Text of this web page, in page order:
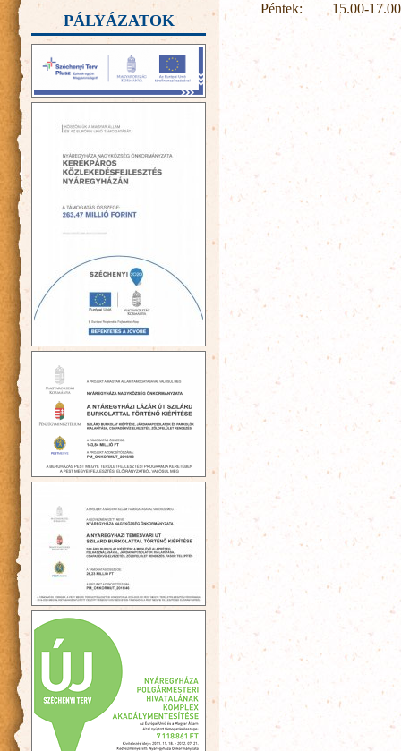
Péntek:
15.00-17.00
PÁLYÁZATOK